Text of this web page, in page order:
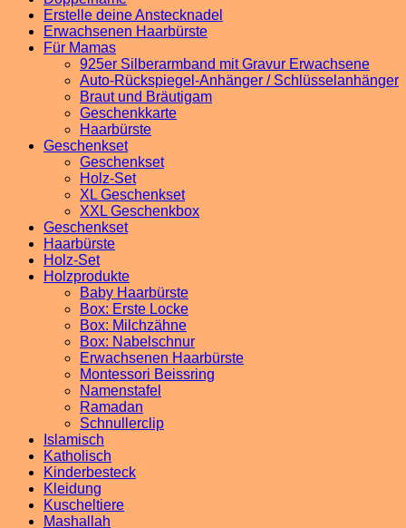
Erstelle deine Anstecknadel
Erwachsenen Haarbürste
Für Mamas
925er Silberarmband mit Gravur Erwachsene
Auto-Rückspiegel-Anhänger / Schlüsselanhänger
Braut und Bräutigam
Geschenkkarte
Haarbürste
Geschenkset
Geschenkset
Holz-Set
XL Geschenkset
XXL Geschenkbox
Geschenkset
Haarbürste
Holz-Set
Holzprodukte
Baby Haarbürste
Box: Erste Locke
Box: Milchzähne
Box: Nabelschnur
Erwachsenen Haarbürste
Montessori Beissring
Namenstafel
Ramadan
Schnullerclip
Islamisch
Katholisch
Kinderbesteck
Kleidung
Kuscheltiere
Mashallah